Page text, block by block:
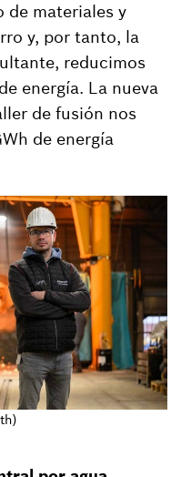
materiales y
y, por tanto, la
reducimos
energía. La nueva
de fusión nos
de energía